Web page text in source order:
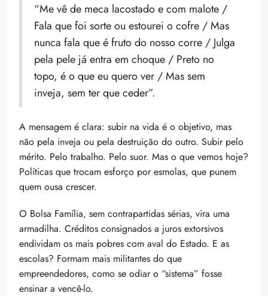
“Me vê de meca lacostado e com malote /
Fala que foi sorte ou estourei o cofre / Mas
nunca fala que é fruto do nosso corre / Julga
pela pele já entra em choque / Preto no
topo, é o que eu quero ver / Mas sem
inveja, sem ter que ceder”.
A mensagem é clara: subir na vida é o objetivo, mas
não pela inveja ou pela destruição do outro. Subir pelo
mérito. Pelo trabalho. Pelo suor. Mas o que vemos hoje?
Políticas que trocam esforço por esmolas, que punem
quem ousa crescer.
O Bolsa Família, sem contrapartidas sérias, vira uma
armadilha. Créditos consignados a juros extorsivos
endividam os mais pobres com aval do Estado. E as
escolas? Formam mais militantes do que
empreendedores, como se odiar o “sistema” fosse
ensinar a vencê-lo.